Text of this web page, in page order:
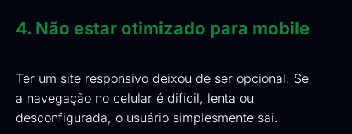
4. Não estar otimizado para mobile
Ter um site responsivo deixou de ser opcional. Se
a navegação no celular é difícil, lenta ou
desconfigurada, o usuário simplesmente sai.